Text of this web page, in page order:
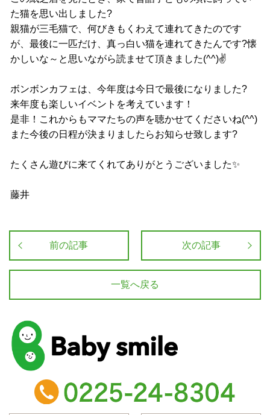
た猫を思い出しました?
親猫が三毛猫で、何びきもくわえて連れてきたのです
が、最後に一匹だけ、真っ白い猫を連れてきたんです?懐
かしいな～と思いながら読ませて頂きました(^^)✌
ボンボンカフェは、今年度は今日で最後になりました?
来年度も楽しいイベントを考えています！
是非！これからもママたちの声を聴かせてくださいね(^^)
また今後の日程が決まりましたらお知らせ致します?
たくさん遊びに来てくれてありがとうございました✨
藤井
前の記事 次の記事
一覧へ戻る
baby smile
TEL：0225-24-8304